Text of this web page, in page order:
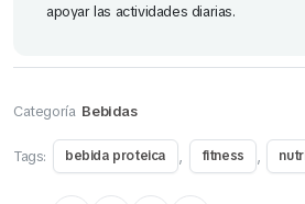
apoyar las actividades diarias.
Categoría Bebidas
Tags: bebida proteica , fitness ,